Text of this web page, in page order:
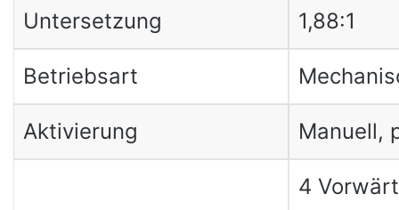
Untersetzung 1,88:1
Betriebsart
Aktivierung Manuell,
4